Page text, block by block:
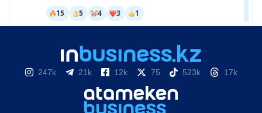
247k 21k 12k 75 523k 17k